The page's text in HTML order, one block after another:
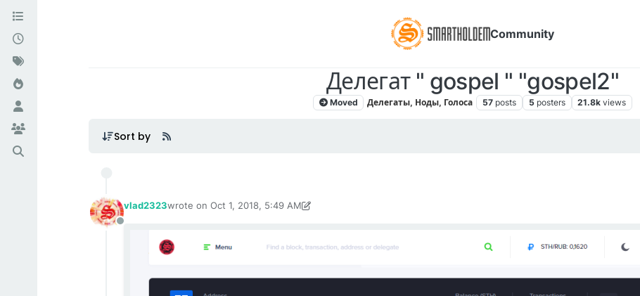
Community
Делегат " gospel " "gospel2"
Moved Делегаты, Ноды, Голоса 57 posts 5 posters 21.8k views
Sort by
Offline
vlad2323wrote on Oct 1, 2018, 5:49 AM
last edited by vlad2323 Oct 1, 2018, 7:02 AM